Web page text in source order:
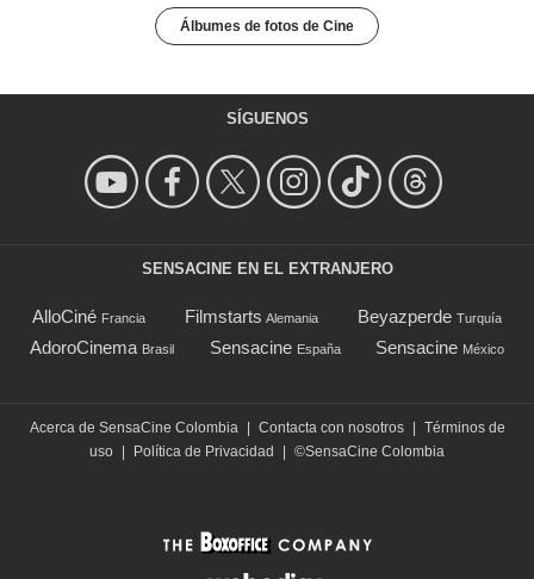
Álbumes de fotos de Cine
SÍGUENOS
SENSACINE EN EL EXTRANJERO
AlloCiné Francia Filmstarts Alemania Beyazperde Turquía
AdoroCinema Brasil Sensacine España Sensacine México
Acerca de SensaCine Colombia | Contacta con nosotros | Términos de
uso | Política de Privacidad | ©SensaCine Colombia